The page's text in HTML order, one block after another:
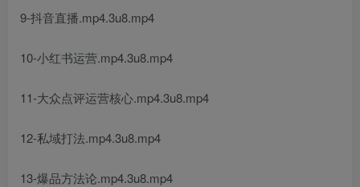
9-抖音直播.mp4.3u8.mp4
10-小红书运营.mp4.3u8.mp4
11-大众点评运营核心.mp4.3u8.mp4
12-私域打法.mp4.3u8.mp4
13-爆品方法论.mp4.3u8.mp4